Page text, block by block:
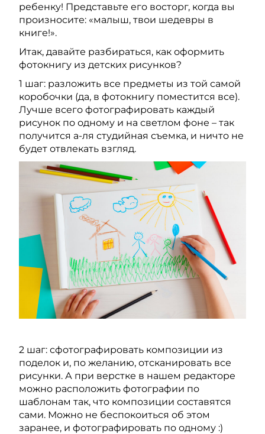
ребенку! Представьте его восторг, когда вы
произносите: «малыш, твои шедевры в
книге!».
Итак, давайте разбираться, как оформить
фотокнигу из детских рисунков?
1 шаг: разложить все предметы из той самой
коробочки (да, в фотокнигу поместится все).
Лучше всего фотографировать каждый
рисунок по одному и на светлом фоне – так
получится а-ля студийная съемка, и ничто не
будет отвлекать взгляд.
2 шаг: сфотографировать композиции из
поделок и, по желанию, отсканировать все
рисунки. А при верстке в нашем редакторе
можно расположить фотографии по
шаблонам так, что композиции составятся
сами. Можно не беспокоиться об этом
заранее, и фотографировать по одному :)